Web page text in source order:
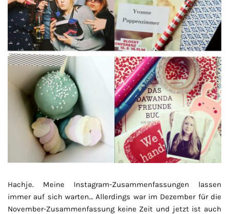
Hachje. Meine Instagram-Zusammenfassungen lassen
immer auf sich warten… Allerdings war im Dezember für die
November-Zusammenfassung keine Zeit und jetzt ist auch